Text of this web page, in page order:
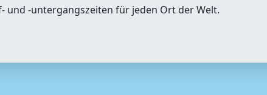
und -untergangszeiten für jeden Ort der Welt.